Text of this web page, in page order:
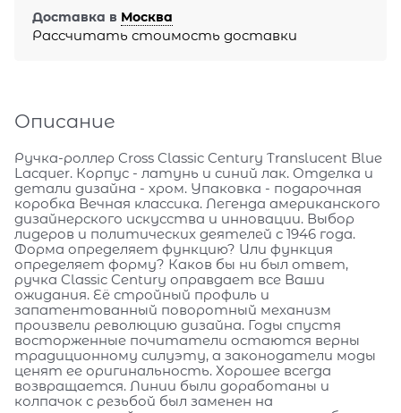
Доставка в Москва
Рассчитать стоимость доставки
Описание
Ручка-роллер Cross Classic Century Translucent Blue
Lacquer. Корпус - латунь и синий лак. Отделка и
детали дизайна - хром. Упаковка - подарочная
коробка Вечная классика. Легенда американского
дизайнерского искусства и инновации. Выбор
лидеров и политических деятелей с 1946 года.
Форма определяет функцию? Или функция
определяет форму? Каков бы ни был ответ,
ручка Classic Century оправдает все Ваши
ожидания. Её стройный профиль и
запатентованный поворотный механизм
произвели революцию дизайна. Годы спустя
восторженные почитатели остаются верны
традиционному силуэту, а законодатели моды
ценят ее оригинальность. Хорошее всегда
возвращается. Линии были доработаны и
колпачок с резьбой был заменен на